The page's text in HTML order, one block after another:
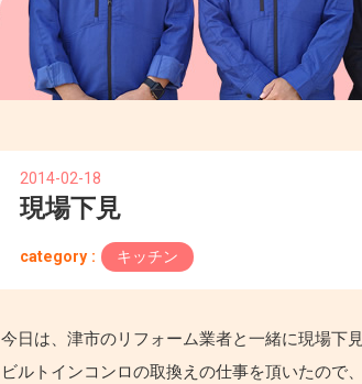
2014-02-18
現場下見
category : キッチン
今日は、津市のリフォーム業者と一緒に現場下
ビルトインコンロの取換えの仕事を頂いたので